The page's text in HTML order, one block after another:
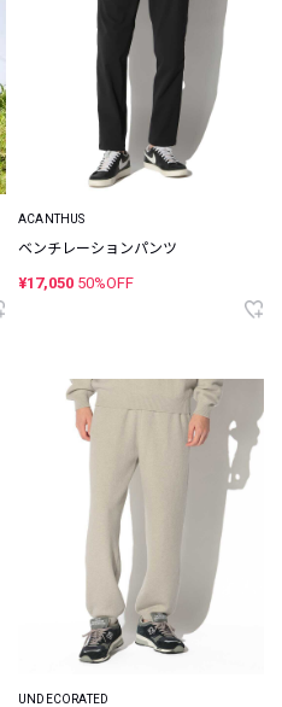
ACANTHUS
ベンチレーションパンツ
¥17,050 50%OFF
UNDECORATED